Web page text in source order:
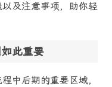
及注意事项，助你轻
此重要
中后期的重要区域，